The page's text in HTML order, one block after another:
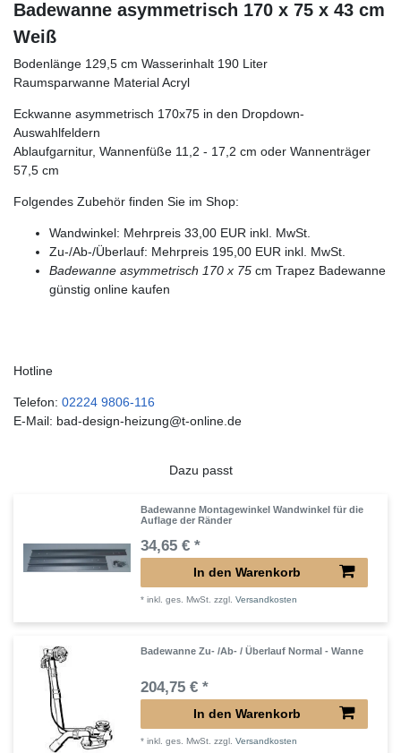
Badewanne asymmetrisch 170 x 75 x 43 cm
Weiß
Bodenlänge 129,5 cm Wasserinhalt 190 Liter
Raumsparwanne Material Acryl
Eckwanne asymmetrisch 170x75 in den Dropdown-
Auswahlfeldern
Ablaufgarnitur, Wannenfüße 11,2 - 17,2 cm oder Wannenträger
57,5 cm
Folgendes Zubehör finden Sie im Shop:
Wandwinkel: Mehrpreis 33,00 EUR inkl. MwSt.
Zu-/Ab-/Überlauf: Mehrpreis 195,00 EUR inkl. MwSt.
Badewanne asymmetrisch 170 x 75 cm Trapez Badewanne
günstig online kaufen
Hotline
Telefon: 02224 9806-116
E-Mail: bad-design-heizung@t-online.de
Dazu passt
Badewanne Montagewinkel Wandwinkel für die
Auflage der Ränder
34,65 € *
In den Warenkorb
*inkl. ges. MwSt. zzgl.Versandkosten
Badewanne Zu- /Ab- / Überlauf Normal - Wanne
204,75 € *
In den Warenkorb
*inkl. ges. MwSt. zzgl.Versandkosten